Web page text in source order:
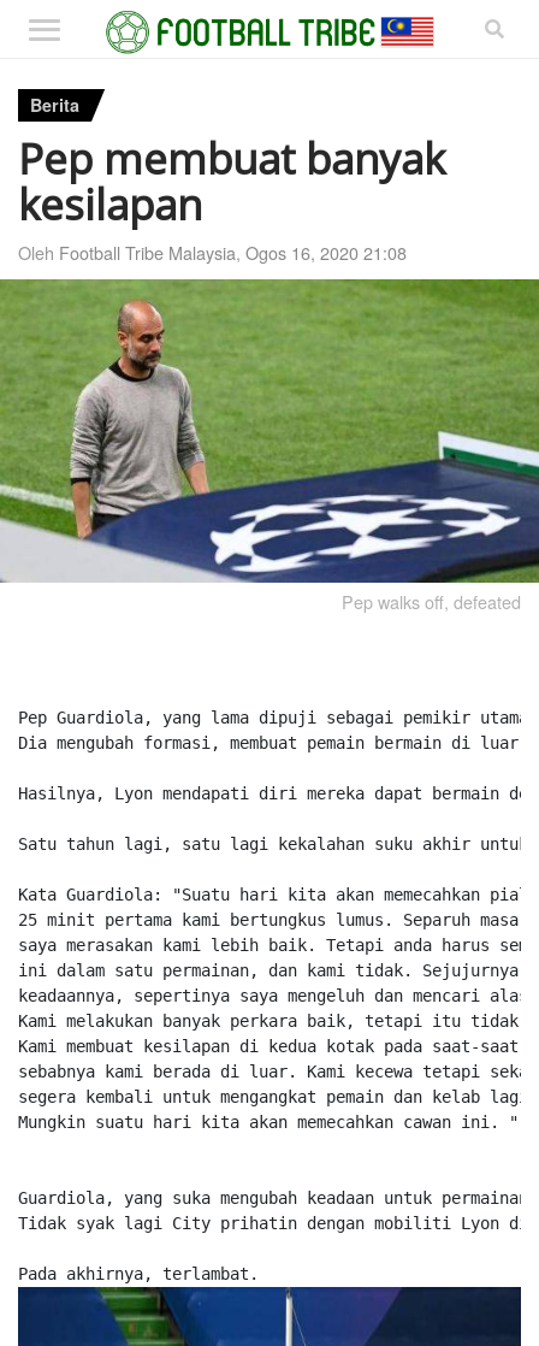
Berita
Pep membuat banyak
kesilapan
Oleh Football Tribe Malaysia, Ogos 16, 2020 21:08
Pep walks off, defeated
Pep Guardiola, yang lama dipuji sebagai pemikir
Dia mengubah formasi, membuat pemain bermain di luar
Hasilnya, Lyon mendapati diri mereka dapat bermain
Satu tahun lagi, satu lagi kekalahan suku akhir untuk
Kata Guardiola: "Suatu hari kita akan memecahkan
25 minit pertama kami bertungkus lumus. Separuh masa
saya merasakan kami lebih baik. Tetapi anda harus
ini dalam satu permainan, dan kami tidak. Sejujurnya,
keadaannya, sepertinya saya mengeluh dan mencari
Kami melakukan banyak perkara baik, tetapi itu tidak
Kami membuat kesilapan di kedua kotak pada saat-
sebabnya kami berada di luar. Kami kecewa tetapi
segera kembali untuk mengangkat pemain dan kelab lagi
Mungkin suatu hari kita akan memecahkan cawan ini. "
Guardiola, yang suka mengubah keadaan untuk
Tidak syak lagi City prihatin dengan mobiliti Lyon di